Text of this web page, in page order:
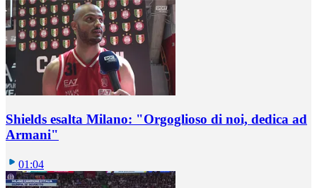
Shields esalta Milano: "Orgoglioso di noi, dedica ad
Armani"
01:04